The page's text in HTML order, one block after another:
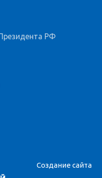
РФ
Создание сайта